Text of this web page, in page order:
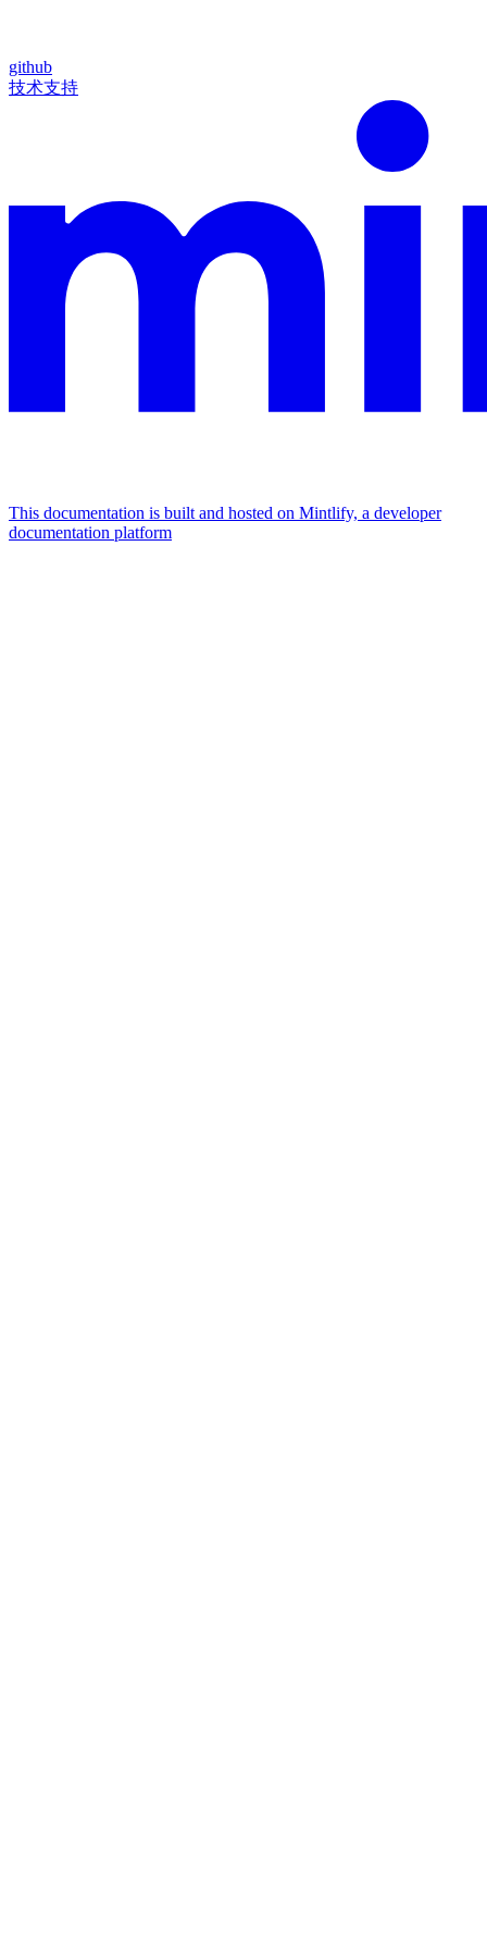
github
技术支持
This documentation is built and hosted on Mintlify, a developer
documentation platform